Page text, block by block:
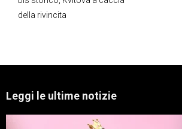
della rivincita
Leggi le ultime notizie